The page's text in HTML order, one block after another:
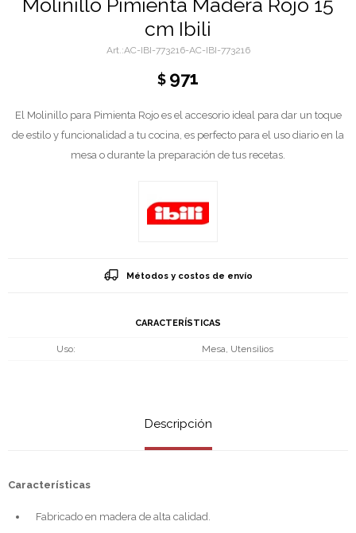
Molinillo Pimienta Madera Rojo 15
cm Ibili
AC-IBI-773216-AC-IBI-773216
$ 971
El Molinillo para Pimienta Rojo es el accesorio ideal para dar un toque
de estilo y funcionalidad a tu cocina, es perfecto para el uso diario en la
mesa o durante la preparación de tus recetas.
Métodos y costos de envío
CARACTERÍSTICAS
Uso Mesa, Utensilios
Descripción
Características
Fabricado en madera de alta calidad.